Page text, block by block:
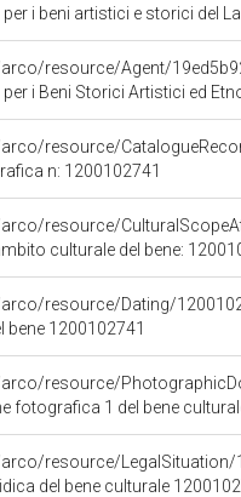
i beni artistici e storici del
resource/Agent/
i Beni Storici Artistici ed
resource/
n: 1200102741
resource/
culturale del bene:
resource/Dating/
bene 1200102741
resource/
fotografica 1 del bene
resource/LegalSituation/
del bene culturale